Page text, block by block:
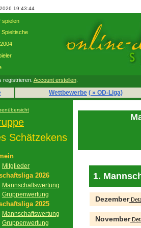
19:43:44
spielen
Spieltische
registrieren. Account erstellen.
Wettbewerbe ( » OD-Liga)
Schätzekens
Mitglieder
2026
Mannschaftswertung
Gruppenwertung
2025
Mannschaftswertung
Gruppenwertung
1.
Dezember
November